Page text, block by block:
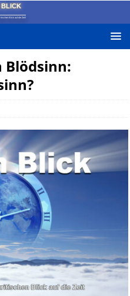
BLICK
Blick auf die Zeit!
Blödsinn: